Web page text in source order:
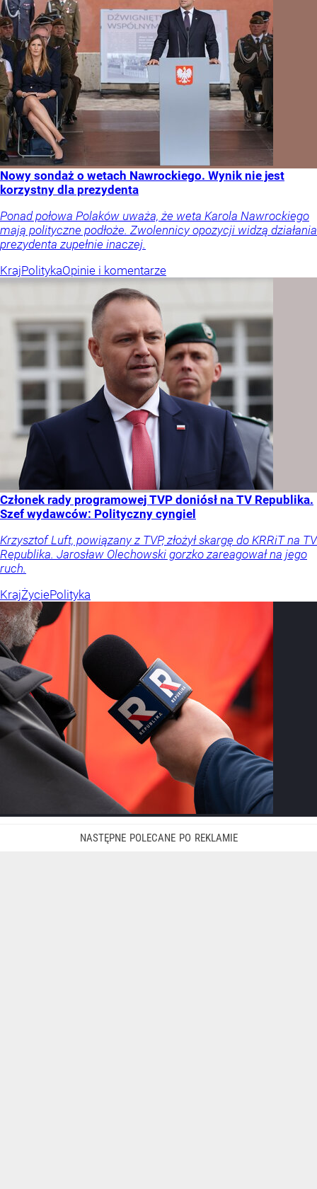
Nowy sondaż o wetach Nawrockiego. Wynik nie jest
korzystny dla prezydenta
Ponad połowa Polaków uważa, że weta Karola Nawrockiego
mają polityczne podłoże. Zwolennicy opozycji widzą działania
prezydenta zupełnie inaczej.
KrajPolitykaOpinie i komentarze
Członek rady programowej TVP doniósł na TV Republika.
Szef wydawców: Polityczny cyngiel
Krzysztof Luft, powiązany z TVP, złożył skargę do KRRiT na TV
Republika. Jarosław Olechowski gorzko zareagował na jego
ruch.
KrajŻyciePolityka